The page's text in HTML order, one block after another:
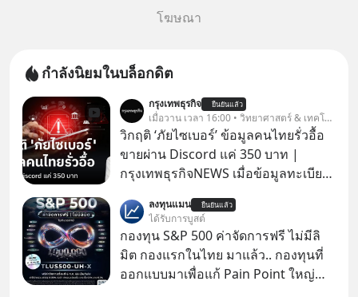
โฆษณา
กำลังนิยมในบล็อกดิต
กรุงเทพธุรกิจ ยืนยันแล้ว
เมื่อวาน เวลา 16:00 • วิทยาศาสตร์ & เทคโนโลยี
วิกฤติ ‘ภัยไซเบอร์’ ข้อมูลคนไทยรั่วอื้อ
ขายผ่าน Discord แค่ 350 บาท |
กรุงเทพธุรกิจNEWS เมื่อข้อมูลทะเบียน
ในมือมิจฉาชีพ และถูกขายในตลาดมืด
ด้วยราคา 350 บาท รัฐบาลทำยังไงต่อ?
ลงทุนแมน ยืนยันแล้ว
ได้รับการบูสต์
กองทุน S&P 500 ค่าจัดการฟรี ไม่มีลิ
มิต กองแรกในไทย มาแล้ว.. กองทุนที่
ออกแบบมาเพื่อแก้ Pain Point ใหญ่